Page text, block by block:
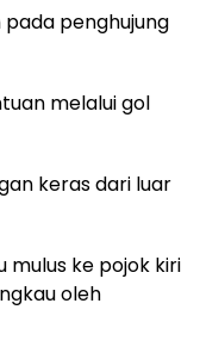
penghujung
melalui gol
keras dari luar
mulus ke pojok kiri
oleh